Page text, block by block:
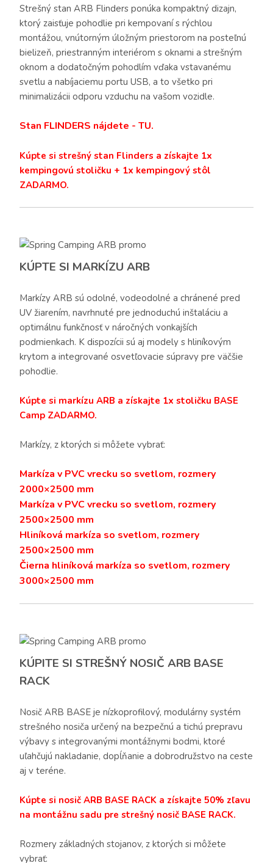
Strešný stan ARB Flinders ponúka kompaktný dizajn,
ktorý zaisťuje pohodlie pri kempovaní s rýchlou
montážou, vnútorným úložným priestorom na posteľnú
bielizeň, priestranným interiérom s oknami a strešným
oknom a dodatočným pohodlím vďaka vstavanému
svetlu a nabíjaciemu portu USB, a to všetko pri
minimalizácii odporu vzduchu na vašom vozidle.
Stan FLINDERS nájdete - TU.
Kúpte si strešný stan Flinders a získajte 1x
kempingovú stoličku + 1x kempingový stôl
ZADARMO.
KÚPTE SI MARKÍZU ARB
Markízy ARB sú odolné, vodeodolné a chránené pred
UV žiarením, navrhnuté pre jednoduchú inštaláciu a
optimálnu funkčnosť v náročných vonkajších
podmienkach. K dispozícii sú aj modely s hliníkovým
krytom a integrované osvetľovacie súpravy pre väčšie
pohodlie.
Kúpte si markízu ARB a získajte 1x stoličku BASE
Camp ZADARMO.
Markízy, z ktorých si môžete vybrať:
Markíza v PVC vrecku so svetlom, rozmery
2000×2500 mm
Markíza v PVC vrecku so svetlom, rozmery
2500×2500 mm
Hliníková markíza so svetlom, rozmery
2500×2500 mm
Čierna hliníková markíza so svetlom, rozmery
3000×2500 mm
KÚPITE SI STREŠNÝ NOSIČ ARB BASE
RACK
Nosič ARB BASE je nízkoprofilový, modulárny systém
strešného nosiča určený na bezpečnú a tichú prepravu
výbavy s integrovanými montážnymi bodmi, ktoré
uľahčujú nakladanie, dopĺňanie a dobrodružstvo na ceste
aj v teréne.
Kúpte si nosič ARB BASE RACK a získajte 50% zľavu
na montážnu sadu pre strešný nosič BASE RACK.
Rozmery základných stojanov, z ktorých si môžete
vybrať: